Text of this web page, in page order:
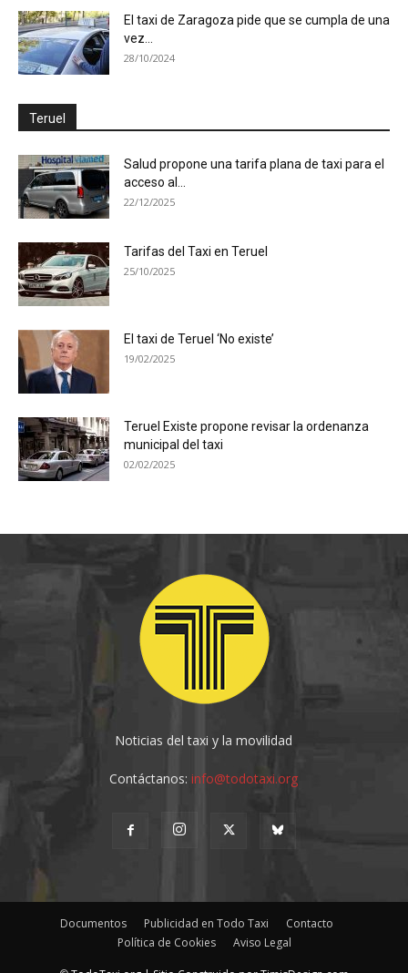
El taxi de Zaragoza pide que se cumpla de una
vez...
28/10/2024
Teruel
Salud propone una tarifa plana de taxi para el
acceso al...
22/12/2025
Tarifas del Taxi en Teruel
25/10/2025
El taxi de Teruel ‘No existe’
19/02/2025
Teruel Existe propone revisar la ordenanza
municipal del taxi
02/02/2025
Noticias del taxi y la movilidad
Contáctanos:info@todotaxi.org
Documentos Publicidad en Todo Taxi
Contacto
Política de Cookies
Aviso Legal